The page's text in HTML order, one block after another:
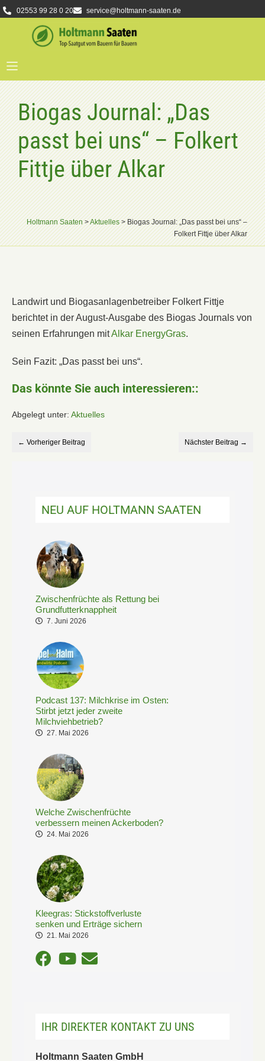
02553 99 28 0 20 service@holtmann-saaten.de
Biogas Journal: „Das
passt bei uns“ – Folkert
Fittje über Alkar
Holtmann Saaten>Aktuelles>Biogas Journal: „Das passt bei uns“ –
Folkert Fittje über Alkar
Landwirt und Biogasanlagenbetreiber Folkert Fittje
berichtet in der August-Ausgabe des Biogas Journals von
seinen Erfahrungen mitAlkar EnergyGras.
Sein Fazit: „Das passt bei uns“.
Das könnte Sie auch interessieren::
Abgelegt unter: Aktuelles
← Vorheriger Beitrag Nächster Beitrag →
NEU AUF HOLTMANN SAATEN
Zwischenfrüchte als Rettung bei
Grundfutterknappheit
7. Juni 2026
Podcast 137: Milchkrise im Osten:
Stirbt jetzt jeder zweite
Milchviehbetrieb?
27. Mai 2026
Welche Zwischenfrüchte
verbessern meinen Ackerboden?
24. Mai 2026
Kleegras: Stickstoffverluste
senken und Erträge sichern
21. Mai 2026
IHR DIREKTER KONTAKT ZU UNS
Holtmann Saaten GmbH